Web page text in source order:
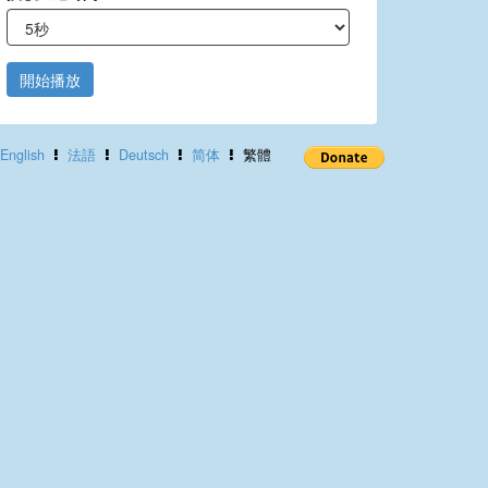
開始播放
English 法語 Deutsch 简体 繁體